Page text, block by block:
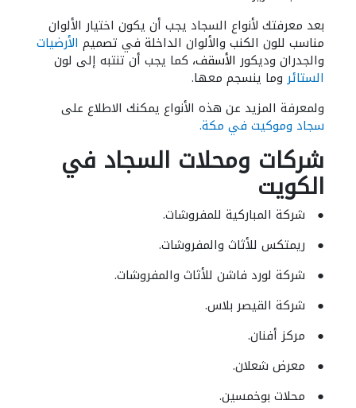
بعد معرفتك لأنواع السجاد يجب أن يكون اختيار الألوان
مناسب للون الكنب والألوان الداخلة في تصميم الأرضيات
والجدران وديكور الأسقف، كما يجب أن تنتبه إلى لون
الستائر وما ينسجم معها.
ولمعرفة المزيد عن هذه الأنواع يمكنك الاطلاع على
سجاد وموكيت في مكة.
شركات ومحلات السجاد في
الكويت
● شركة المباركية للمفروشات.
● ريمتكس للأثاث والمفروشات.
● شركة لورد فاشن للأثاث والمفروشات.
● شركة القيصر بلاس.
● مركز أفنان.
● معرض شعلان.
● محلات بوخمسين.